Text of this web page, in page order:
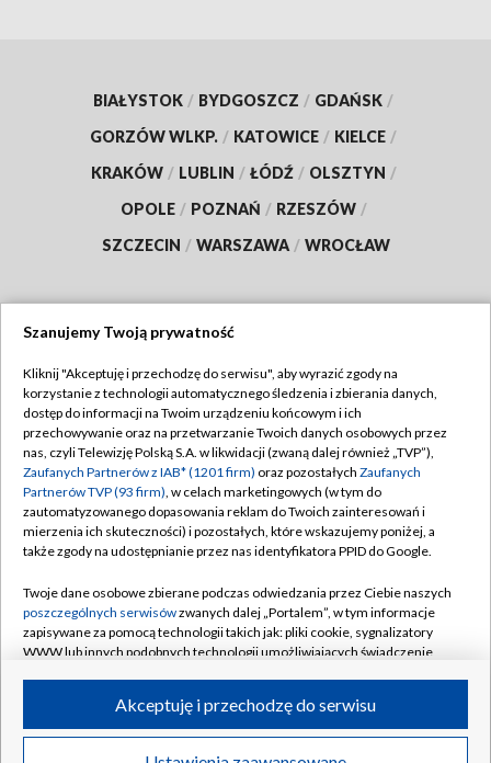
BIAŁYSTOK / BYDGOSZCZ / GDAŃSK /
GORZÓW WLKP. / KATOWICE / KIELCE /
KRAKÓW / LUBLIN / ŁÓDŹ / OLSZTYN /
OPOLE / POZNAŃ / RZESZÓW /
SZCZECIN / WARSZAWA / WROCŁAW
TVP
Abonament TVP
Emisja w TVP
Centrum informacji TVP
Naziemna Telewizja Cyfrowa
Rada Programowa
System NOS
Informacje o nadawcy
Program dla prasy
Regulamin TVP
Polityka prywatności
Moje zgody
Pomoc
Kontakt
Kanały
©2026 Telewizja Polska S.A. w likwidacji
Szanujemy Twoją prywatność
Kliknij "Akceptuję i przechodzę do serwisu", aby wyrazić zgody na
korzystanie z technologii automatycznego śledzenia i zbierania danych,
dostęp do informacji na Twoim urządzeniu końcowym i ich
przechowywanie oraz na przetwarzanie Twoich danych osobowych przez
nas, czyli Telewizję Polską S.A. w likwidacji (zwaną dalej również „TVP”),
Zaufanych Partnerów z IAB* (1201 firm) oraz pozostałych Zaufanych
Partnerów TVP (93 firm), w celach marketingowych (w tym do
zautomatyzowanego dopasowania reklam do Twoich zainteresowań i
mierzenia ich skuteczności) i pozostałych, które wskazujemy poniżej, a
także zgody na udostępnianie przez nas identyfikatora PPID do Google.
Twoje dane osobowe zbierane podczas odwiedzania przez Ciebie naszych
poszczególnych serwisówzwanych dalej „Portalem”, w tym informacje
zapisywane za pomocą technologii takich jak: pliki cookie, sygnalizatory
WWW lub innych podobnych technologii umożliwiających świadczenie
ruchu w Internecie.
Twoje dane osobowe zbierane podczas odwiedzania przez Ciebie
Akceptuję i przechodzę do serwisu